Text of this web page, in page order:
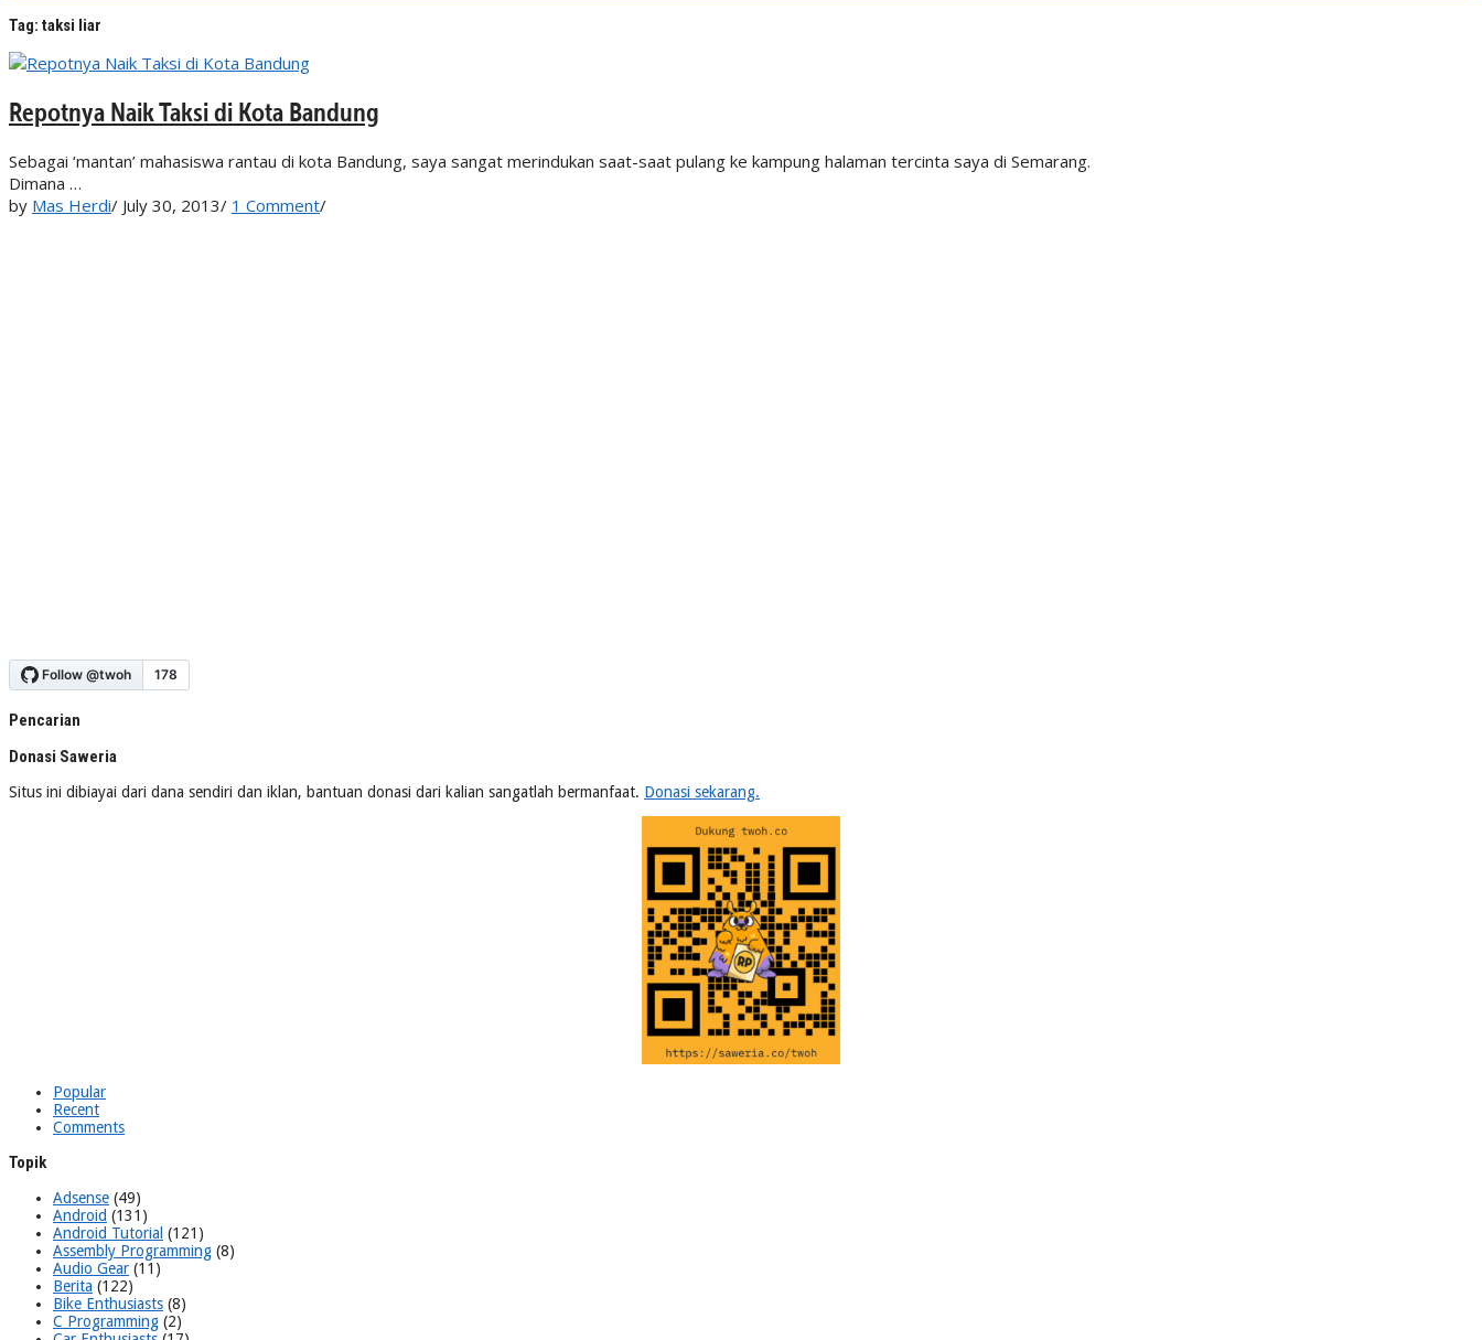
Tag: taksi liar
Repotnya Naik Taksi di Kota Bandung
Sebagai ‘mantan’ mahasiswa rantau di kota Bandung, saya sangat merindukan saat-saat pulang ke kampung halaman tercinta saya di Semarang.
Dimana …
by Mas Herdi/ July 30, 2013/ 1 Comment/
Pencarian
Donasi Saweria
Situs ini dibiayai dari dana sendiri dan iklan, bantuan donasi dari kalian sangatlah bermanfaat. Donasi sekarang.
Popular
Recent
Comments
Topik
Adsense (49)
Android (131)
Android Tutorial (121)
Assembly Programming (8)
Audio Gear (11)
Berita (122)
Bike Enthusiasts (8)
C Programming (2)